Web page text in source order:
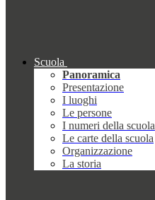
Scuola
Panoramica
Presentazione
I luoghi
Le persone
I numeri della scuola
Le carte della scuola
Organizzazione
La storia